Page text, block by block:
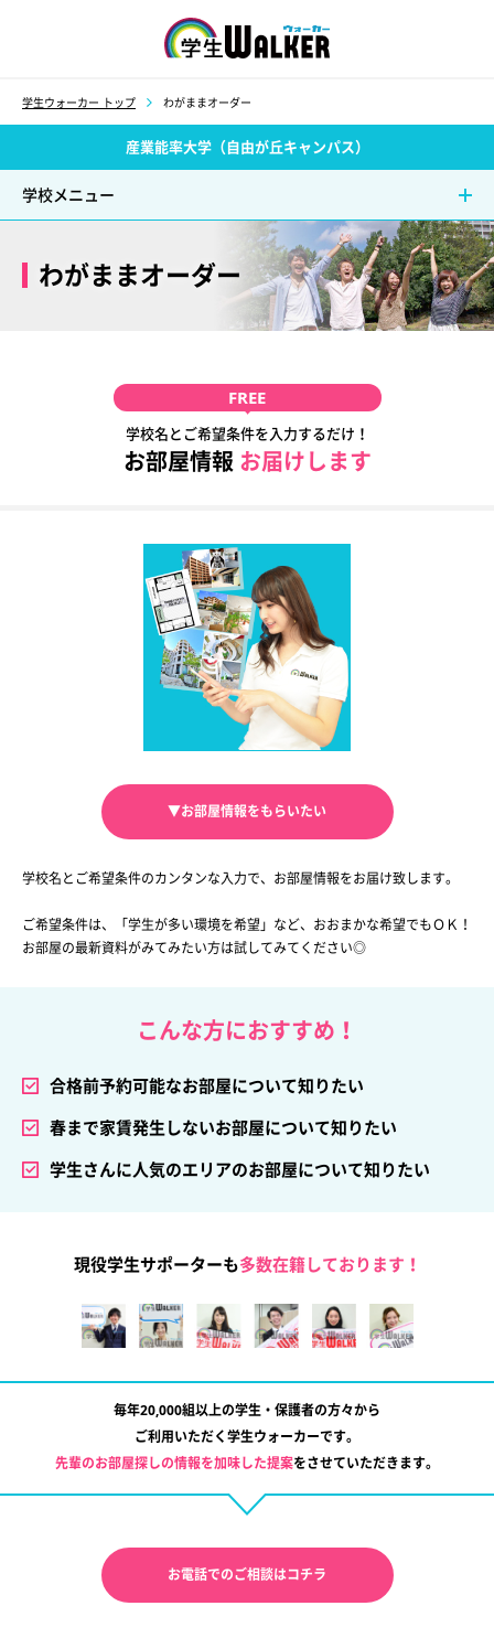
学生ウォーカー トップ わがままオーダー
産業能率大学（自由が丘キャンパス）
学校メニュー
わがままオーダー
FREE
学校名とご希望条件を入力するだけ！
お部屋情報 お届けします
▼お部屋情報をもらいたい
学校名とご希望条件のカンタンな入力で、お部屋情報をお届け致します。
ご希望条件は、「学生が多い環境を希望」など、おおまかな希望でもＯＫ！
お部屋の最新資料がみてみたい方は試してみてください◎
こんな方におすすめ！
合格前予約可能なお部屋について知りたい
春まで家賃発生しないお部屋について知りたい
学生さんに人気のエリアのお部屋について知りたい
現役学生サポーターも多数在籍しております！
毎年20,000組以上の学生・保護者の方々から
ご利用いただく学生ウォーカーです。
先輩のお部屋探しの情報を加味した提案をさせていただきます。
お電話でのご相談はコチラ